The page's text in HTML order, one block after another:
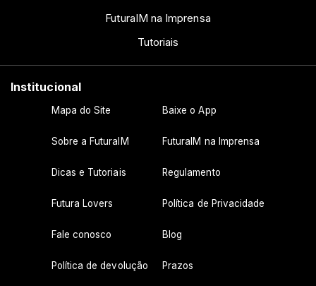
FuturaIM na Imprensa
Tutoriais
Institucional
Mapa do Site Baixe o App
Sobre a FuturaIM FuturaIM na Imprensa
Dicas e Tutoriais Regulamento
Futura Lovers Política de Privacidade
Fale conosco Blog
Política de devolução Prazos